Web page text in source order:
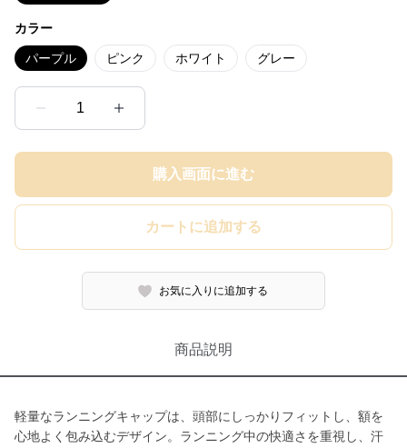
カラー
パープル ピンク ホワイト グレー
1
購入画面に進む
カートに追加する
お気に入りに追加する
商品説明
軽量なランニングキャップは、頭部にしっかりフィットし、額を
心地よく包み込むデザイン。ランニング中の快適さを重視し、汗